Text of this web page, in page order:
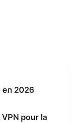
en 2026
pour la